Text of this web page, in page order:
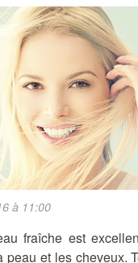
à 11:00
fraîche est
peau et les cheveux.